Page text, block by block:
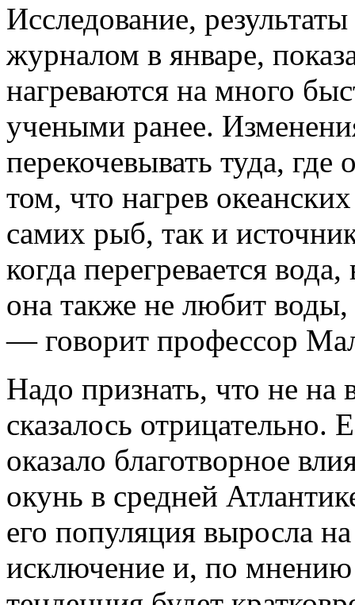
Исследование,
журналом в январе,
нагреваются на много
учеными ранее.
перекочевывать туда,
том, что нагрев
самих рыб, так и
когда перегревается
она также не любит
— говорит профессор
Надо признать, что не на
сказалось отрицательно.
оказало благотворное
окунь в средней
его популяция выросла
исключение и, по мнению